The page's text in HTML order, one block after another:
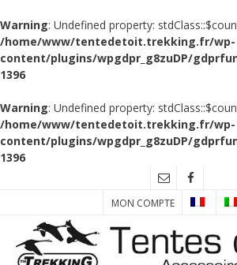
Warning: Undefined property:
/home/www/tentedetoit.trekking.fr/wp-
content/plugins/wpgdpr_g8zuDP/
1396
Warning: Undefined property:
/home/www/tentedetoit.trekking.fr/wp-
content/plugins/wpgdpr_g8zuDP/
1396
MON COMPTE